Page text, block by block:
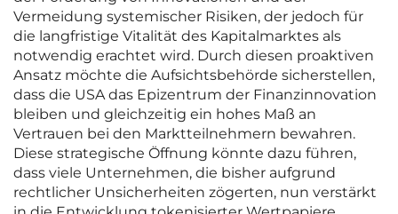
Vermeidung systemischer Risiken, der jedoch für
die langfristige Vitalität des Kapitalmarktes als
notwendig erachtet wird. Durch diesen proaktiven
Ansatz möchte die Aufsichtsbehörde sicherstellen,
dass die USA das Epizentrum der Finanzinnovation
bleiben und gleichzeitig ein hohes Maß an
Vertrauen bei den Marktteilnehmern bewahren.
Diese strategische Öffnung könnte dazu führen,
dass viele Unternehmen, die bisher aufgrund
rechtlicher Unsicherheiten zögerten, nun verstärkt